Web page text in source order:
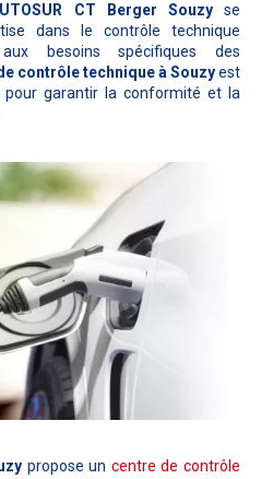
CT Berger Souzyse
dans le contrôle technique
besoins spécifiques des
contrôle technique à Souzyest
pour garantir la conformité et la
propose un centre de contrôle